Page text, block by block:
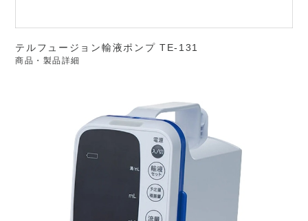
テルフュージョン輸液ポンプ TE-131
商品・製品詳細